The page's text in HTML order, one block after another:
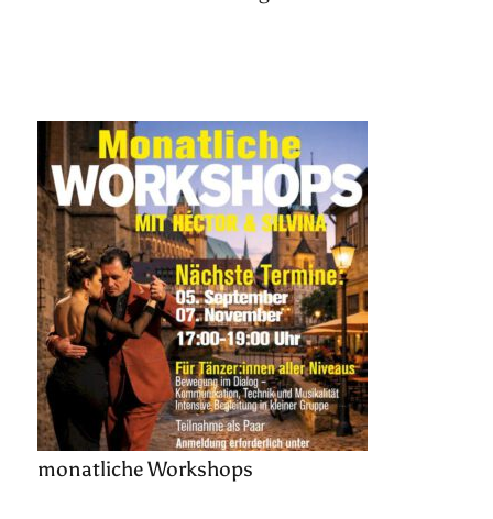
monatliche Workshops